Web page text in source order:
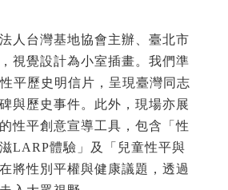
人台灣基地協會主辦、臺北市
視覺設計為小室插畫。我們準
平歷史明信片，呈現臺灣同志
與歷史事件。此外，現場亦展
性平創意宣導工具，包含「性
LARP體驗」及「兒童性平與
將性別平權與健康議題，透過